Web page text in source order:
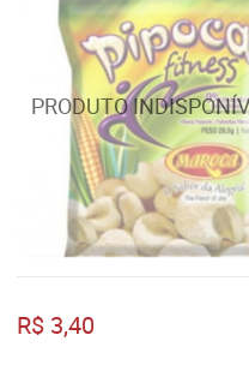
R$ 3,40